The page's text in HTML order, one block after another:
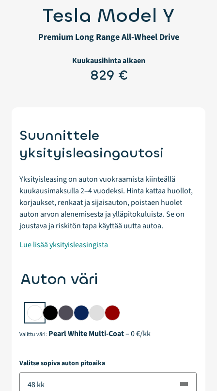
Tesla Model Y
Premium Long Range All-Wheel Drive
Kuukausihinta alkaen
829 €
Suunnittele
yksityisleasingautosi
Yksityisleasing on auton vuokraamista kiinteällä
kuukausimaksulla 2–4 vuodeksi. Hinta kattaa huollot,
korjaukset, renkaat ja sijaisauton, poistaen huolet
auton arvon alenemisesta ja ylläpitokuluista. Se on
joustava ja riskitön tapa käyttää uutta autoa.
Lue lisää yksityisleasingista
Auton väri
Valittu väri: Pearl White Multi-Coat–0€/kk
Valitse sopiva auton pitoaika